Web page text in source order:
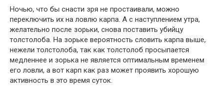
Ночью, что бы снасти зря не простаивали, можно
переключить их на ловлю карпа. А с наступлением утра,
желательно после зорьки, снова поставить убийцу
толстолоба. На зорьке вероятность словить карпа выше,
нежели толстолоба, так как толстолоб просыпается
медленнее и зорька не является оптимальным временем
его ловли, а вот карп как раз может проявить хорошую
активность в это время суток.